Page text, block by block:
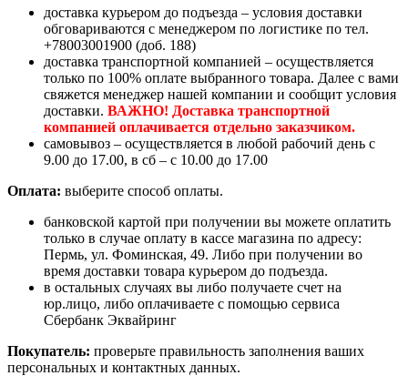
доставка курьером до подъезда – условия доставки
обговариваются с менеджером по логистике по тел.
+78003001900 (доб. 188)
доставка транспортной компанией – осуществляется
только по 100% оплате выбранного товара. Далее с вами
свяжется менеджер нашей компании и сообщит условия
доставки. ВАЖНО! Доставка транспортной
компанией оплачивается отдельно заказчиком.
самовывоз – осуществляется в любой рабочий день с
9.00 до 17.00, в сб – с 10.00 до 17.00
Оплата: выберите способ оплаты.
банковской картой при получении вы можете оплатить
только в случае оплату в кассе магазина по адресу:
Пермь, ул. Фоминская, 49. Либо при получении во
время доставки товара курьером до подъезда.
в остальных случаях вы либо получаете счет на
юр.лицо, либо оплачиваете с помощью сервиса
Сбербанк Эквайринг
Покупатель: проверьте правильность заполнения ваших
персональных и контактных данных.